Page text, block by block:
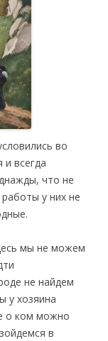
во
и всегда
что не
у них не
мы не можем
не найдем
у хозяина
о ком можно
в